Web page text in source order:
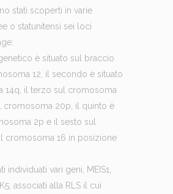
stati scoperti in varie
o statunitensi sei loci
è situato sul braccio
12, il secondo è situato
14q, il terzo sul cromosoma
cromosoma 20p, il quinto è
2p e il sesto sul
cromosoma 16 in posizione
individuati vari geni, MEIS1,
associati alla RLS il cui